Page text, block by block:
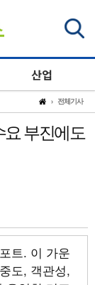
산업
전체기사
요 부진에도
트. 이 가운
도, 객관성,
검색